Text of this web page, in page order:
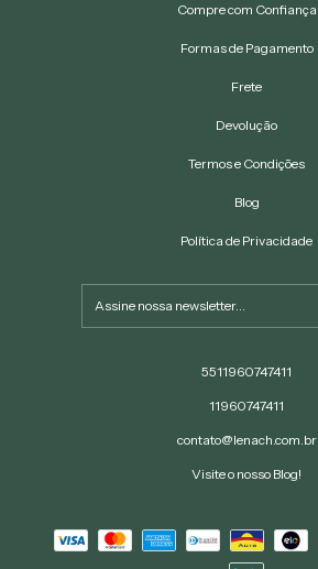
Compre com Confiança
Formas de Pagamento
Frete
Devolução
Termos e Condições
Blog
Política de Privacidade
5511960747411
11960747411
contato@lenach.com.br
Visite o nosso Blog!